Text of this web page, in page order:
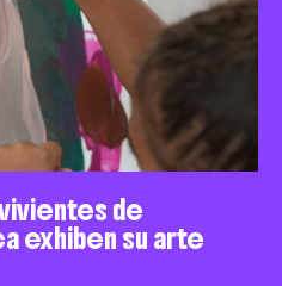
de
exhiben su arte